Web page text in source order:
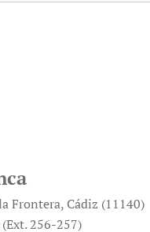
Frontera, Cádiz (11140)
256-257)